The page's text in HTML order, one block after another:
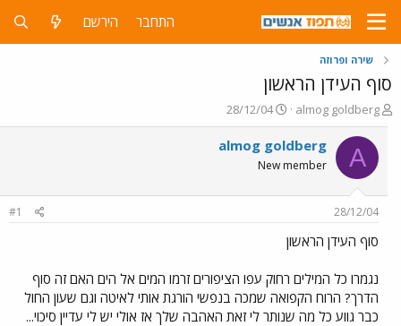
התחבר הירשם
שירה ופרוזה
סוף העידן הראשון
פ
ו
ת
ח
ה
ש
א
almog goldberg
פ
ו
ר
ס
ם
28/12/04
A
almog goldberg
New member
28/12/04
#1
סוף העידן הראשון
נגמרו כל המילים רחוק עפו הציפורים זרמו המים אל הים האם זה סוף
הדרך? הרוח הקפואה שמכה בנפשי הורגת אותי לאיטה וגם שעון החול
כבר גווע כל מה שנותר לי זאת האהבה שלך אז אולי יש לי עדיין סיכוי...